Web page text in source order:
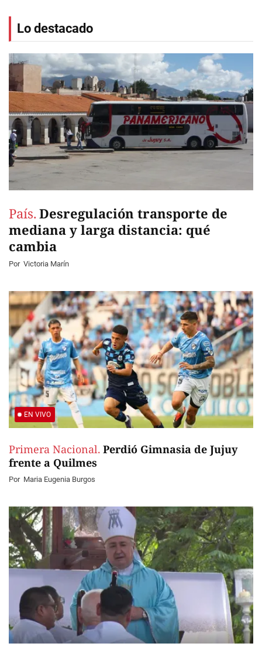
Lo destacado
País. Desregulación transporte de
mediana y larga distancia: qué
cambia
Por Victoria Marín
EN VIVO
Primera Nacional. Perdió Gimnasia de Jujuy
frente a Quilmes
Por Maria Eugenia Burgos